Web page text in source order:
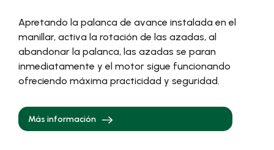
Apretando la palanca de avance instalada en el
manillar, activa la rotación de las azadas, al
abandonar la palanca, las azadas se paran
inmediatamente y el motor sigue funcionando
ofreciendo máxima practicidad y seguridad.
Más información